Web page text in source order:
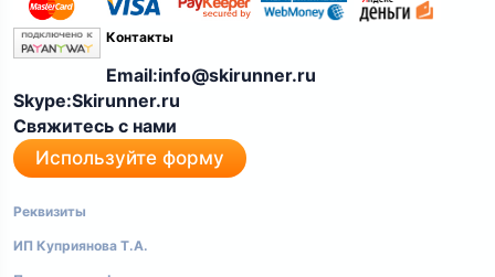
Контакты
Email:info@skirunner.ru
Skype:Skirunner.ru
Свяжитесь с нами
Используйте форму
Реквизиты
ИП Куприянова Т.А.